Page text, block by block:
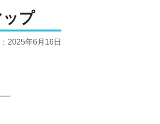
プ
2025年6月16日